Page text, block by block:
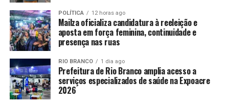
POLÍTICA 12 horas ago
Mailza oficializa candidatura à reeleição e
aposta em força feminina, continuidade e
presença nas ruas
RIO BRANCO 1 dia ago
Prefeitura de Rio Branco amplia acesso a
serviços especializados de saúde na Expoacre
2026